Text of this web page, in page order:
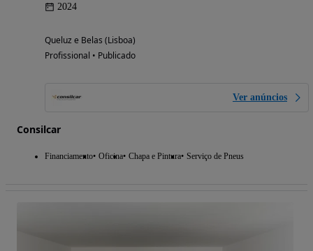
2024
Queluz e Belas (Lisboa)
Profissional • Publicado
Ver anúncios
Consilcar
Financiamento Oficina Chapa e Pintura Serviço de Pneus